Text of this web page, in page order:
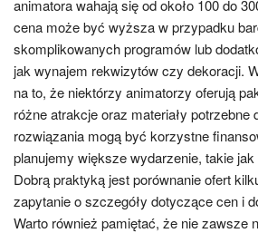
animatora wahają się od około 100 do
cena może być wyższa w przypadku
skomplikowanych programów lub
jak wynajem rekwizytów czy dekoracji.
na to, że niektórzy animatorzy oferują
różne atrakcje oraz materiały potrzebne
rozwiązania mogą być korzystne
planujemy większe wydarzenie, takie
Dobrą praktyką jest porównanie ofert
zapytanie o szczegóły dotyczące cen i
Warto również pamiętać, że nie zawsze